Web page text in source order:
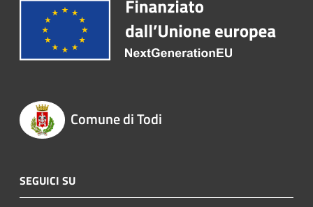
Comune di Todi
SEGUICI SU